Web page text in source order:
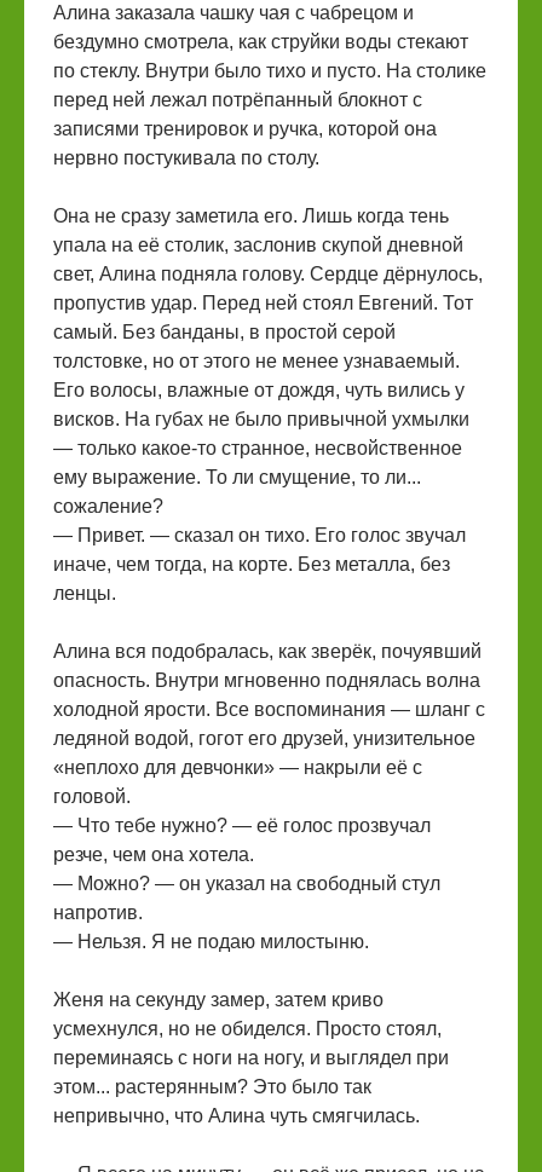
Алина заказала чашку чая с чабрецом и
бездумно смотрела, как струйки воды стекают
по стеклу. Внутри было тихо и пусто. На столике
перед ней лежал потрёпанный блокнот с
записями тренировок и ручка, которой она
нервно постукивала по столу.
Она не сразу заметила его. Лишь когда тень
упала на её столик, заслонив скупой дневной
свет, Алина подняла голову. Сердце дёрнулось,
пропустив удар. Перед ней стоял Евгений. Тот
самый. Без банданы, в простой серой
толстовке, но от этого не менее узнаваемый.
Его волосы, влажные от дождя, чуть вились у
висков. На губах не было привычной ухмылки
— только какое-то странное, несвойственное
ему выражение. То ли смущение, то ли...
сожаление?
— Привет. — сказал он тихо. Его голос звучал
иначе, чем тогда, на корте. Без металла, без
ленцы.
Алина вся подобралась, как зверёк, почуявший
опасность. Внутри мгновенно поднялась волна
холодной ярости. Все воспоминания — шланг с
ледяной водой, гогот его друзей, унизительное
«неплохо для девчонки» — накрыли её с
головой.
— Что тебе нужно? — её голос прозвучал
резче, чем она хотела.
— Можно? — он указал на свободный стул
напротив.
— Нельзя. Я не подаю милостыню.
Женя на секунду замер, затем криво
усмехнулся, но не обиделся. Просто стоял,
переминаясь с ноги на ногу, и выглядел при
этом... растерянным? Это было так
непривычно, что Алина чуть смягчилась.